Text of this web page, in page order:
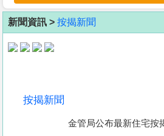
客
地
產
新聞資訊 > 按揭新聞
按揭新聞
金管局公布最新住宅按